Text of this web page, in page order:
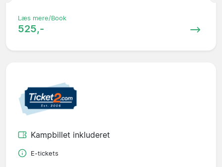
Læs mere/Book
525,-
Kampbillet inkluderet
E-tickets